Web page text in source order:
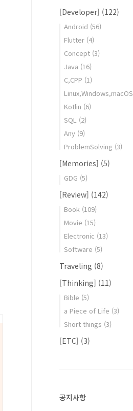
[Developer] (122)
Android (56)
Flutter (4)
Concept (3)
Java (16)
C,CPP (1)
Linux,Windows,macOS
Kotlin (6)
SQL (2)
Any (9)
ProblemSolving (3)
[Memories] (5)
GDG (5)
[Review] (142)
Book (109)
Movie (15)
Electronic (13)
Software (5)
Traveling (8)
[Thinking] (11)
Bible (5)
a Piece of Life (3)
Short things (3)
[ETC] (3)
공지사항